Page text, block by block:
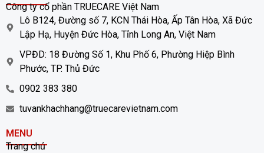
Công ty cổ phần TRUECARE Việt Nam
Lô B124, Đường số 7, KCN Thái Hòa, Ấp Tân Hòa, Xã Đức
Lập Hạ, Huyện Đức Hòa, Tỉnh Long An, Việt Nam
VPĐD: 18 Đường Số 1, Khu Phố 6, Phường Hiệp Bình
Phước, TP. Thủ Đức
0902 383 380
tuvankhachhang@truecarevietnam.com
MENU
Trang chủ